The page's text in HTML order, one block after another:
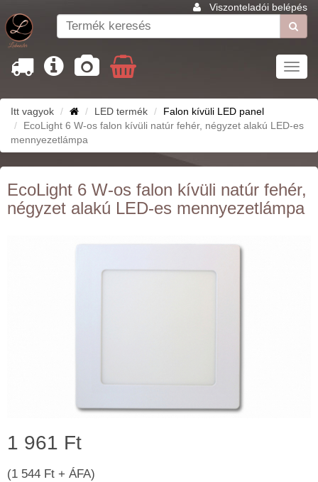
Viszonteladói belépés
Itt vagyok LED termék
Falon kívüli LED panel
EcoLight 6 W-os falon kívüli natúr fehér, négyzet alakú LED-es
mennyezetlámpa
EcoLight 6 W-os falon kívüli natúr fehér,
négyzet alakú LED-es mennyezetlámpa
1 961 Ft
(1 544 Ft + ÁFA)